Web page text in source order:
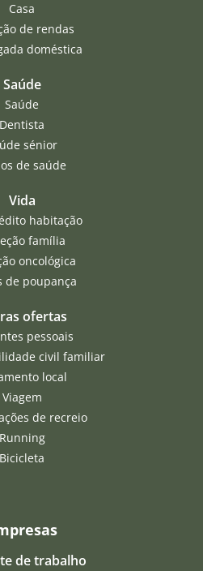
Casa
de rendas
doméstica
Saúde
Saúde
Dentista
sénior
de saúde
Vida
habitação
família
oncológica
de poupança
ofertas
pessoais
civil familiar
local
Viagem
de recreio
Running
Bicicleta
de trabalho